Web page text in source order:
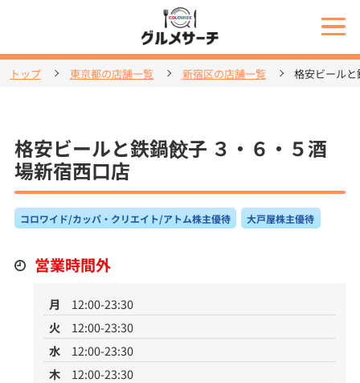
トップ 東京都の店舗一覧 新宿区の店舗一覧 格安ビール
格安ビールと鉄鍋餃子 ３・６・５酒
場新宿西口店
コロワイド/カッパ・クリエイト/アトム株主優待 大戸屋株主優待
営業時間外
月
12:00-23:30
火
12:00-23:30
水
12:00-23:30
木
12:00-23:30